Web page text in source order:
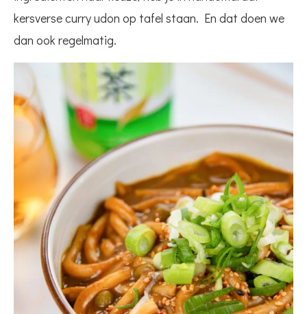
kersverse curry udon op tafel staan. En dat doen we
dan ook regelmatig.